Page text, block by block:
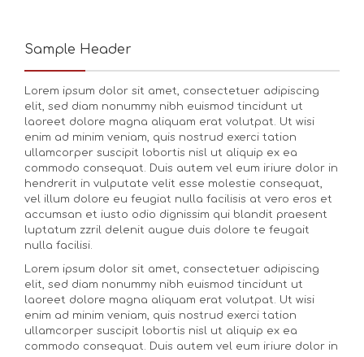
Sample Header
Lorem ipsum dolor sit amet, consectetuer adipiscing
elit, sed diam nonummy nibh euismod tincidunt ut
laoreet dolore magna aliquam erat volutpat. Ut wisi
enim ad minim veniam, quis nostrud exerci tation
ullamcorper suscipit lobortis nisl ut aliquip ex ea
commodo consequat. Duis autem vel eum iriure dolor in
hendrerit in vulputate velit esse molestie consequat,
vel illum dolore eu feugiat nulla facilisis at vero eros et
accumsan et iusto odio dignissim qui blandit praesent
luptatum zzril delenit augue duis dolore te feugait
nulla facilisi.
Lorem ipsum dolor sit amet, consectetuer adipiscing
elit, sed diam nonummy nibh euismod tincidunt ut
laoreet dolore magna aliquam erat volutpat. Ut wisi
enim ad minim veniam, quis nostrud exerci tation
ullamcorper suscipit lobortis nisl ut aliquip ex ea
commodo consequat. Duis autem vel eum iriure dolor in